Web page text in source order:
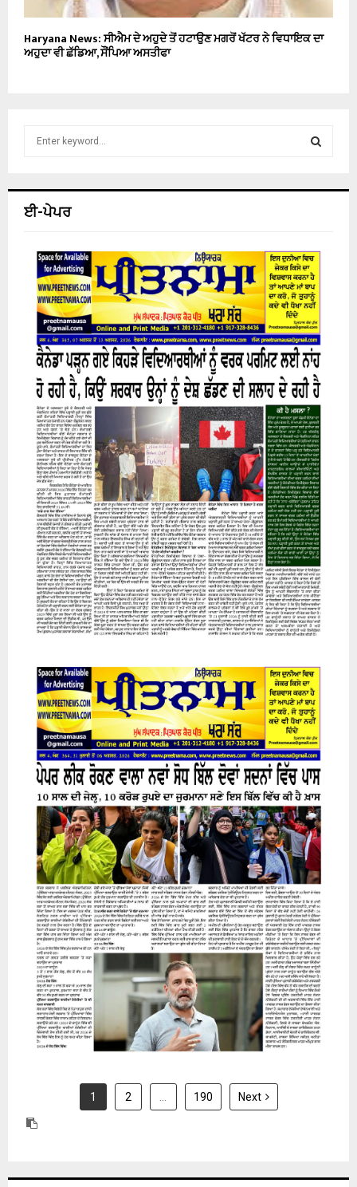
Haryana News: ਸੀਐਮ ਦੇ ਅਹੁਦੇ ਤੋਂ ਹਟਾਉਣ ਮਗਰੋਂ ਖੱਟਰ ਨੇ ਵਿਧਾਇਕ ਦਾ
ਅਹੁਦਾ ਵੀ ਛੱਡਿਆ, ਸੌਂਪਿਆ ਅਸਤੀਫਾ
h
C
H
ਈ-ਪੇਪਰ
07 August 2026
31 July 2026
1 2 190 Next